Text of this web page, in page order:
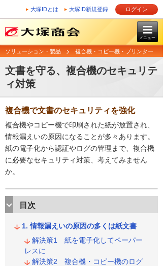
大塚IDとは 大塚ID新規登録 ログイン
メニュー
ソリューション・製品 複合機・コピー機・プリンター
文書を守る、複合機のセキュリテ
ィ対策
複合機で文書のセキュリティを強化
複合機やコピー機で印刷された紙が放置され、
情報漏えいの原因になることが多々あります。
紙の電子化から認証やログの管理まで、複合機
に必要なセキュリティ対策、考えてみません
か。
目次
情報漏えいの原因の多くは紙文書
解決策1 紙を電子化してペーパー
レスに
解決策2 複合機・コピー機のログ